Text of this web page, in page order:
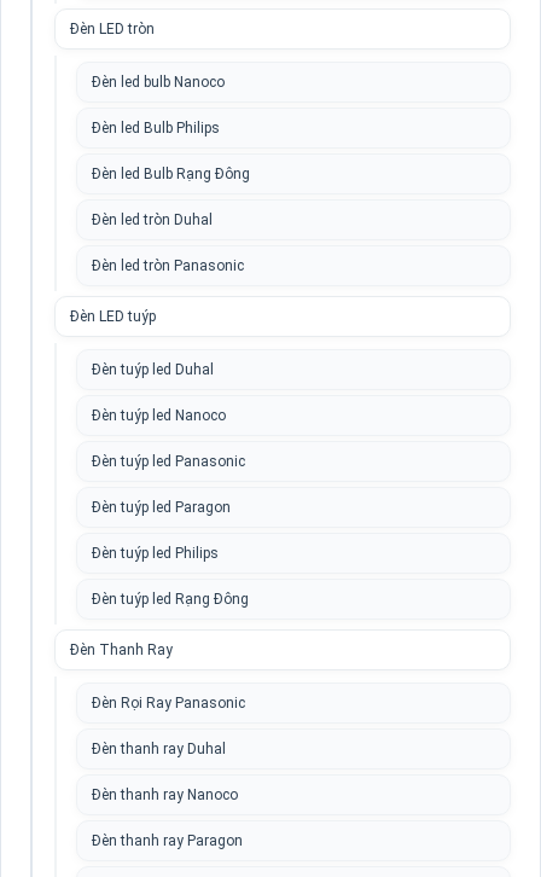
Đèn LED tròn
Đèn led bulb Nanoco
Đèn led Bulb Philips
Đèn led Bulb Rạng Đông
Đèn led tròn Duhal
Đèn led tròn Panasonic
Đèn LED tuýp
Đèn tuýp led Duhal
Đèn tuýp led Nanoco
Đèn tuýp led Panasonic
Đèn tuýp led Paragon
Đèn tuýp led Philips
Đèn tuýp led Rạng Đông
Đèn Thanh Ray
Đèn Rọi Ray Panasonic
Đèn thanh ray Duhal
Đèn thanh ray Nanoco
Đèn thanh ray Paragon